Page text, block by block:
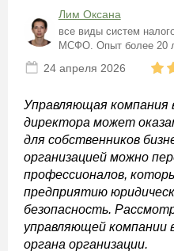
Лим Оксана
все виды систем
МСФО. Опыт более 20
24 апреля 2026
Управляющая компания
директора может
для собственников
организацией можно
профессионалов,
предприятию
безопасность.
управляющей компании
органа организации.